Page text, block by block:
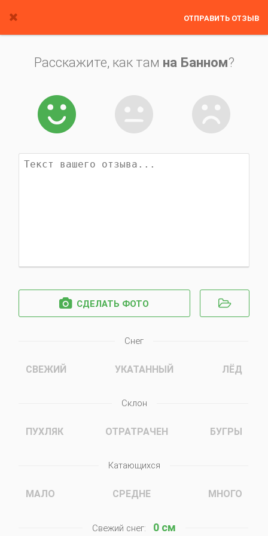
ОТПРАВИТЬ ОТЗЫВ
Расскажите, как там на Банном?
  
 СДЕЛАТЬ ФОТО 
Снег
СВЕЖИЙ УКАТАННЫЙ ЛЁД
Склон
ПУХЛЯК ОТРАТРАЧЕН БУГРЫ
Катающихся
МАЛО СРЕДНЕ МНОГО
Свежий снег: 0 см